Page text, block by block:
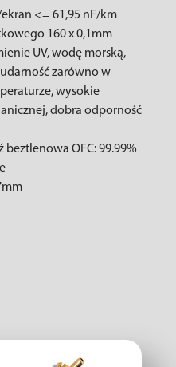
<= 61,95 nF/km
160 x 0,1mm
UV, wodę morską,
zarówno w
wysokie
dobra odporność
OFC: 99.99%